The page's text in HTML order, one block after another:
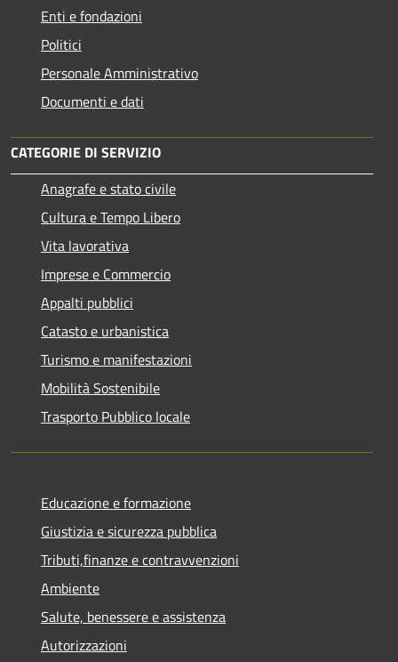
Enti e fondazioni
Politici
Personale Amministrativo
Documenti e dati
CATEGORIE DI SERVIZIO
Anagrafe e stato civile
Cultura e Tempo Libero
Vita lavorativa
Imprese e Commercio
Appalti pubblici
Catasto e urbanistica
Turismo e manifestazioni
Mobilità Sostenibile
Trasporto Pubblico locale
Educazione e formazione
Giustizia e sicurezza pubblica
Tributi,finanze e contravvenzioni
Ambiente
Salute, benessere e assistenza
Autorizzazioni